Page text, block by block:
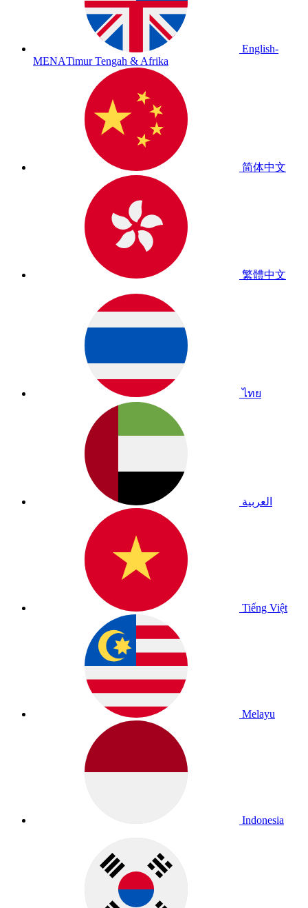
English-
MENATimur Tengah & Afrika
简体中文
繁體中文
ไทย
العربية
Tiếng Việt
Melayu
Indonesia